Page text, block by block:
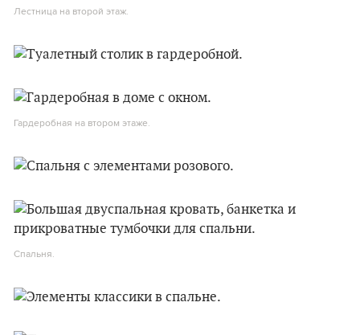
Лестница на второй этаж.
Гардеробная на втором этаже.
Спальня.